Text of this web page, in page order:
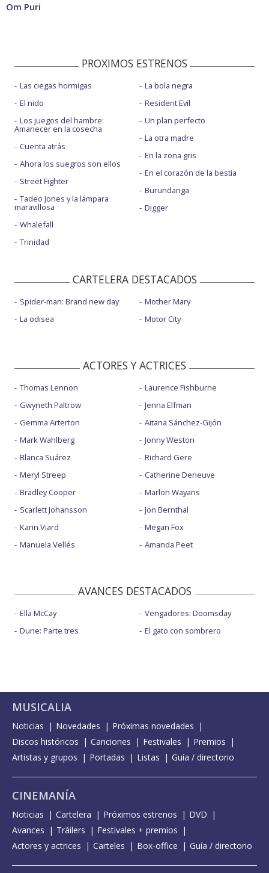
Om Puri
PROXIMOS ESTRENOS
Las ciegas hormigas
El nido
Los juegos del hambre:
Amanecer en la cosecha
Cuenta atrás
Ahora los suegros son ellos
Street Fighter
Tadeo Jones y la lámpara
maravillosa
Whalefall
Trinidad
La bola negra
Resident Evil
Un plan perfecto
La otra madre
En la zona gris
En el corazón de la bestia
Burundanga
Digger
CARTELERA DESTACADOS
Spider-man: Brand new day
La odisea
Mother Mary
Motor City
ACTORES Y ACTRICES
Thomas Lennon
Gwyneth Paltrow
Gemma Arterton
Mark Wahlberg
Blanca Suárez
Meryl Streep
Bradley Cooper
Scarlett Johansson
Karin Viard
Manuela Vellés
Laurence Fishburne
Jenna Elfman
Aitana Sánchez-Gijón
Jonny Weston
Richard Gere
Catherine Deneuve
Marlon Wayans
Jon Bernthal
Megan Fox
Amanda Peet
AVANCES DESTACADOS
Ella McCay
Dune: Parte tres
Vengadores: Doomsday
El gato con sombrero
MUSICALIA
Noticias Novedades
Próximas novedades
Discos históricos
Canciones Festivales
Premios
Artistas y grupos
Portadas Listas Guía / directorio
CINEMANÍA
Noticias Cartelera Próximos estrenos
DVD
Avances
Tráilers
Festivales + premios
Actores y actrices
Carteles Box-office Guía / directorio